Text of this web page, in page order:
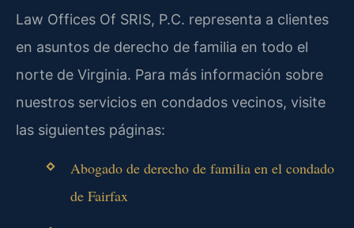
Law Offices Of SRIS, P.C. representa a clientes
en asuntos de derecho de familia en todo el
norte de Virginia. Para más información sobre
nuestros servicios en condados vecinos, visite
las siguientes páginas:
Abogado de derecho de familia en el condado
de Fairfax